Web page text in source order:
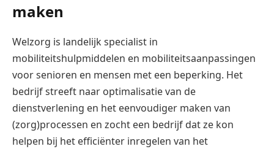
maken
Welzorg is landelijk specialist in
mobiliteitshulpmiddelen en mobiliteitsaanpassingen
voor senioren en mensen met een beperking. Het
bedrijf streeft naar optimalisatie van de
dienstverlening en het eenvoudiger maken van
(zorg)processen en zocht een bedrijf dat ze kon
helpen bij het efficiënter inregelen van het